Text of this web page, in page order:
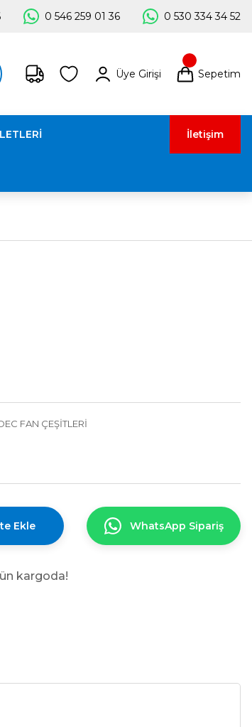
0 546 259 01 36 0 530 334 34 52
Üye Girişi Sepetim
İletişim
FAN ÇEŞİTLERİ
Ekle WhatsApp Sipariş
kargoda!